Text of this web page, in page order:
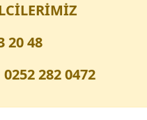
20 48
282 0472